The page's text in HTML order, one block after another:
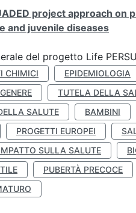
project approach
and juvenile diseases
del progetto Life
CHIMICI EPIDEMIOLOGIA
TUTELA DELLA
SALUTE
BAMBINI
PROGETTI EUROPEI
SULLA SALUTE
PUBERTÀ PRECOCE